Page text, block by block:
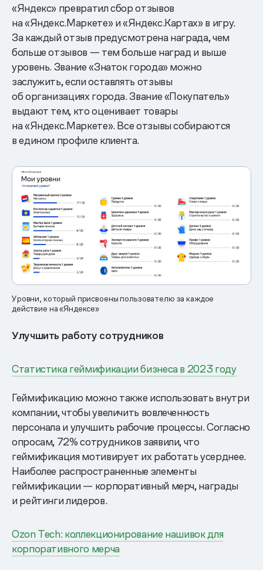
«Яндекс» превратил сбор отзывов
на «Яндекс.Маркете» и «Яндекс.Картах» в игру.
За каждый отзыв предусмотрена награда, чем
больше отзывов — тем больше наград и выше
уровень. Звание «Знаток города» можно
заслужить, если оставлять отзывы
об организациях города. Звание «Покупатель»
выдают тем, кто оценивает товары
на «Яндекс.Маркете». Все отзывы собираются
в едином профиле клиента.
Уровни, который присвоены пользователю за каждое
действие на «Яндексе»
Улучшить работу сотрудников
Статистика геймификации бизнеса в 2023 году
Геймификацию можно также использовать внутри
компании, чтобы увеличить вовлеченность
персонала и улучшить рабочие процессы. Согласно
опросам, 72% сотрудников заявили, что
геймификация мотивирует их работать усерднее.
Наиболее распространенные элементы
геймификации — корпоративный мерч, награды
и рейтинги лидеров.
Ozon Tech: коллекционирование нашивок для
корпоративного мерча